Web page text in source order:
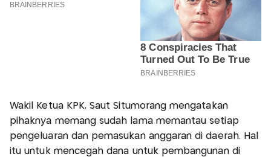
‎Wakil Ketua KPK, Saut Situmorang mengatakan
pihaknya memang sudah lama memantau setiap
pengeluaran dan pemasukan anggaran di daerah. Hal
itu untuk mencegah dana untuk pembangunan di